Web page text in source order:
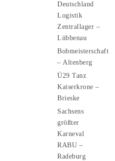
Deutschland
Logistik
Zentrallager –
Lübbenau
Bobmeisterschaft
– Altenberg
Ü29 Tanz
Kaiserkrone –
Brieske
Sachsens
größter
Karneval
RABU –
Radeburg